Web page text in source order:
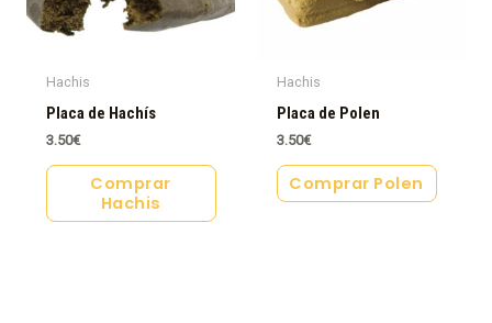
Hachis
Placa de Hachís
3.50€
Comprar
Hachis
Hachis
Placa de Polen
3.50€
Comprar Polen